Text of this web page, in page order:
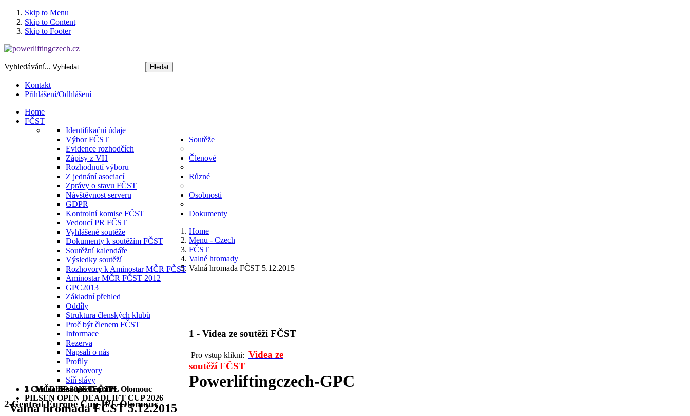
Skip to Menu
Skip to Content
Skip to Footer
Vyhledávání...
Kontakt
Přihlášení/Odhlášení
Home
FČST
Identifikační údaje
Výbor FČST
Evidence rozhodčích
Zápisy z VH
Rozhodnutí výboru
Z jednání asociací
Zprávy o stavu FČST
Návštěvnost serveru
GDPR
Kontrolní komise FČST
Vedoucí PR FČST
Soutěže
Vyhlášené soutěže
Dokumenty k soutěžím FČST
Soutěžní kalendáře
Výsledky soutěží
Rozhovory k Aminostar MČR FČST
Aminostar MČR FČST 2012
GPC2013
Členové
Základní přehled
Oddíly
Struktura členských klubů
Proč být členem FČST
Různé
Informace
Rezerva
Osobnosti
Napsali o nás
Profily
Rozhovory
Síň slávy
Dokumenty
Home
Menu - Czech
FČST
Valné hromady
Valná hromada FČST 5.12.2015
1 - Videa ze soutěží FČST
2 Central Europe Cup IPL Olomouc
3 - MČR BP 2026 Trutnov
PILSEN OPEN DEADLIFT CUP 2026
1 - Videa ze soutěží FČST
Pro vstup klikni: Videa ze
soutěží FČST
2 Central Europe Cup IPL Olomouc
Powerliftingczech-GPC
Valná hromada FČST 5.12.2015